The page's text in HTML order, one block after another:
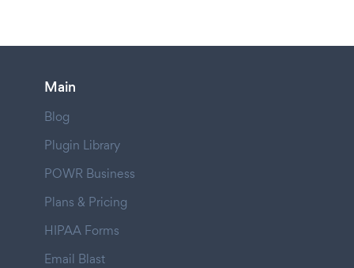
Main
Blog
Plugin Library
POWR Business
Plans & Pricing
HIPAA Forms
Email Blast